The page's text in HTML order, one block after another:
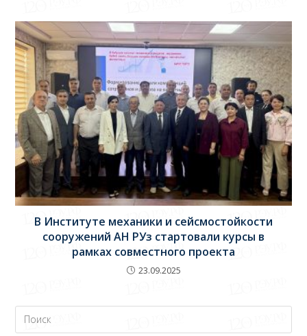
В Институте механики и сейсмостойкости
сооружений АН РУз стартовали курсы в
рамках совместного проекта
23.09.2025